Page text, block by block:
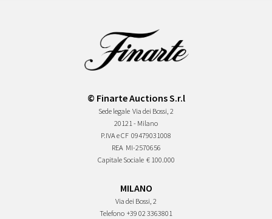
© Finarte Auctions S.r.l
Sede legale Via dei Bossi, 2
20121 - Milano
P.IVA e CF 09479031008
REA MI-2570656
Capitale Sociale € 100.000
MILANO
Via dei Bossi, 2
Telefono +39 02 3363801